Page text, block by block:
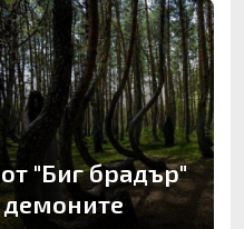
"Биг брадър"
демоните